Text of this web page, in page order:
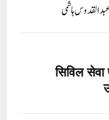
ہاشمی
सिविल सेवा